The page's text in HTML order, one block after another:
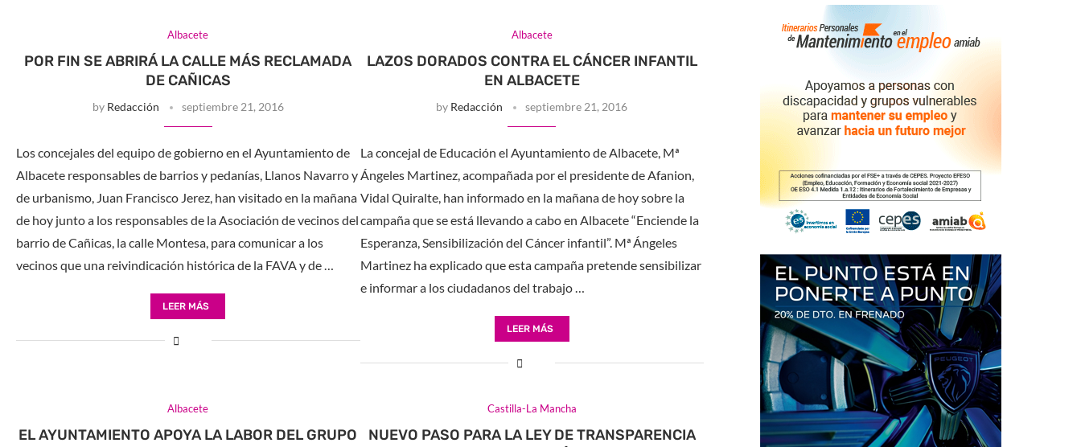
Albacete
POR FIN SE ABRIRÁ LA CALLE MÁS RECLAMADA
DE CAÑICAS
by Redacción septiembre 21, 2016
Los concejales del equipo de gobierno en el Ayuntamiento de
Albacete responsables de barrios y pedanías, Llanos Navarro y
de urbanismo, Juan Francisco Jerez, han visitado en la mañana
de hoy junto a los responsables de la Asociación de vecinos del
barrio de Cañicas, la calle Montesa, para comunicar a los
vecinos que una reivindicación histórica de la FAVA y de …
LEER MÁS
Albacete
LAZOS DORADOS CONTRA EL CÁNCER INFANTIL
EN ALBACETE
by Redacción septiembre 21, 2016
La concejal de Educación el Ayuntamiento de Albacete, Mª
Ángeles Martinez, acompañada por el presidente de Afanion,
Vidal Quiralte, han informado en la mañana de hoy sobre la
campaña que se está llevando a cabo en Albacete “Enciende la
Esperanza, Sensibilización del Cáncer infantil”. Mª Ángeles
Martinez ha explicado que esta campaña pretende sensibilizar
e informar a los ciudadanos del trabajo …
LEER MÁS
Albacete
EL AYUNTAMIENTO APOYA LA LABOR DEL GRUPO
Castilla-La Mancha
NUEVO PASO PARA LA LEY DE TRANSPARENCIA